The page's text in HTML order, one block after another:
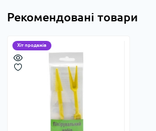
Рекомендовані товари
Хіт продажів